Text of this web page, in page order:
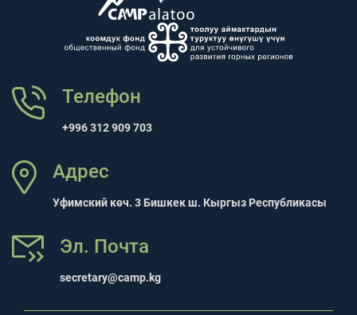
Телефон
+996 312 909 703
Адрес
Уфимский көч. 3 Бишкек ш. Кыргыз Республикасы
Эл. Почта
secretary@camp.kg